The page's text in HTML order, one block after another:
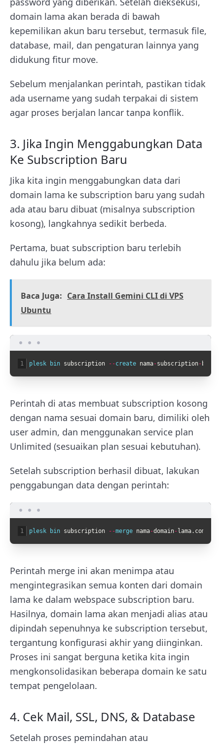
domain lama akan berada di bawah
kepemilikan akun baru tersebut, termasuk file,
database, mail, dan pengaturan lainnya yang
didukung fitur move.
Sebelum menjalankan perintah, pastikan tidak
ada username yang sudah terpakai di sistem
agar proses berjalan lancar tanpa konflik.
3. Jika Ingin Menggabungkan Data
Ke Subscription Baru
Jika kita ingin menggabungkan data dari
domain lama ke subscription baru yang sudah
ada atau baru dibuat (misalnya subscription
kosong), langkahnya sedikit berbeda.
Pertama, buat subscription baru terlebih
dahulu jika belum ada:
Baca Juga: Cara Install Gemini CLI di VPS
Ubuntu
1 plesk bin subscription --create nama-subscription- baru
Perintah di atas membuat subscription kosong
dengan nama sesuai domain baru, dimiliki oleh
user admin, dan menggunakan service plan
Unlimited (sesuaikan plan sesuai kebutuhan).
Setelah subscription berhasil dibuat, lakukan
penggabungan data dengan perintah:
1 plesk bin subscription --merge nama-domain-lama. com
Perintah merge ini akan menimpa atau
mengintegrasikan semua konten dari domain
lama ke dalam webspace subscription baru.
Hasilnya, domain lama akan menjadi alias atau
dipindah sepenuhnya ke subscription tersebut,
tergantung konfigurasi akhir yang diinginkan.
Proses ini sangat berguna ketika kita ingin
mengkonsolidasikan beberapa domain ke satu
tempat pengelolaan.
4. Cek Mail, SSL, DNS, & Database
Setelah proses pemindahan atau